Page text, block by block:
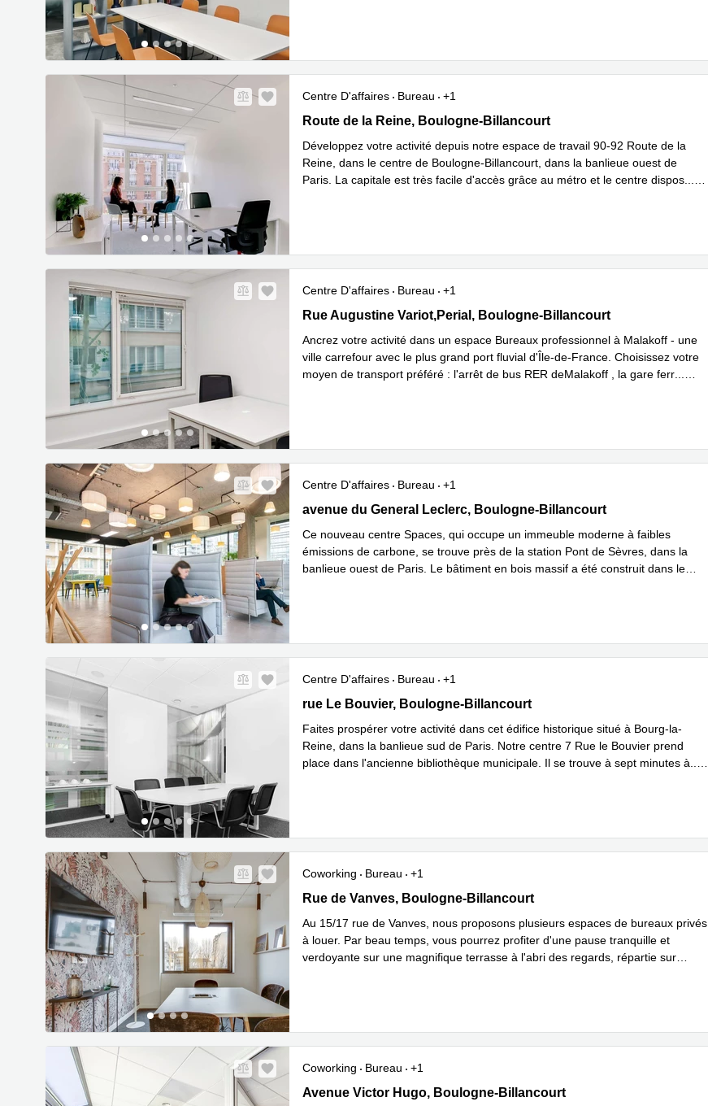
Centre D'affaires Bureau
+1
90-92 Route de la Reine, Boulogne-Billancourt
Route de la Reine, Boulogne-Billancourt
Développez votre activité depuis notre espace de travail 90-92 Route de la
Reine, dans le centre de Boulogne-Billancourt, dans la banlieue ouest de
Paris. La capitale est très facile d'accès grâce au métro et le centre dispos
Centre D'affaires Bureau
+1
1 Rue Augustine Variot,Perial, Boulogne-Billancourt
Rue Augustine Variot,Perial, Boulogne-Billancourt
Ancrez votre activité dans un espace Bureaux professionnel à Malakoff - une
ville carrefour avec le plus grand port fluvial d'Île-de-France. Choisissez votre
moyen de transport préféré : l'arrêt de bus RER deMalakoff , la gare ferr
Centre D'affaires Bureau
+1
126 avenue du General Leclerc, Boulogne-Billancourt
avenue du General Leclerc, Boulogne-Billancourt
Ce nouveau centre Spaces, qui occupe un immeuble moderne à faibles
émissions de carbone, se trouve près de la station Pont de Sèvres, dans la
banlieue ouest de Paris. Le bâtiment en bois massif a été construit dans le
Centre D'affaires Bureau
+1
7, rue Le Bouvier, Boulogne-Billancourt
rue Le Bouvier, Boulogne-Billancourt
Faites prospérer votre activité dans cet édifice historique situé à Bourg-la-
Reine, dans la banlieue sud de Paris. Notre centre 7 Rue le Bouvier prend
place dans l'ancienne bibliothèque municipale. Il se trouve à sept minutes à
Coworking Bureau
+1
15/17 rue de Vanves, Boulogne-Billancourt
Rue de Vanves, Boulogne-Billancourt
Au 15/17 rue de Vanves, nous proposons plusieurs espaces de bureaux privés
à louer. Par beau temps, vous pourrez profiter d'une pause tranquille et
verdoyante sur une magnifique terrasse à l'abri des regards, répartie sur
Coworking Bureau
+1
117 Avenue Victor Hugo, Boulogne-Billancourt
Avenue Victor Hugo, Boulogne-Billancourt